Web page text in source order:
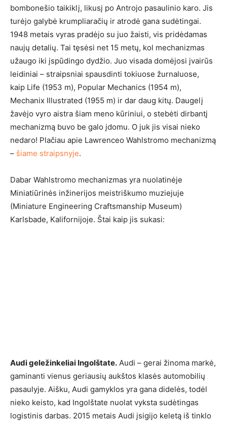
bombonešio taikiklį, likusį po Antrojo pasaulinio karo. Jis
turėjo galybė krumpliaračių ir atrodė gana sudėtingai.
1948 metais vyras pradėjo su juo žaisti, vis pridėdamas
naujų detalių. Tai tęsėsi net 15 metų, kol mechanizmas
užaugo iki įspūdingo dydžio. Juo visada domėjosi įvairūs
leidiniai – straipsniai spausdinti tokiuose žurnaluose,
kaip Life (1953 m), Popular Mechanics (1954 m),
Mechanix Illustrated (1955 m) ir dar daug kitų. Daugelį
žavėjo vyro aistra šiam meno kūriniui, o stebėti dirbantį
mechanizmą buvo be galo įdomu. O juk jis visai nieko
nedaro! Plačiau apie Lawrenceo Wahlstromo mechanizmą
– šiame straipsnyje.
Dabar Wahlstromo mechanizmas yra nuolatinėje
Miniatiūrinės inžinerijos meistriškumo muziejuje
(Miniature Engineering Craftsmanship Museum)
Karlsbade, Kalifornijoje. Štai kaip jis sukasi:
Audi geležinkeliai Ingolštate. Audi – gerai žinoma markė,
gaminanti vienus geriausių aukštos klasės automobilių
pasaulyje. Aišku, Audi gamyklos yra gana didelės, todėl
nieko keisto, kad Ingolštate nuolat vyksta sudėtingas
logistinis darbas. 2015 metais Audi įsigijo keletą iš tinklo